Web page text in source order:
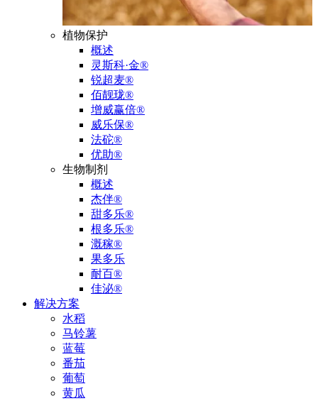
植物保护
概述
灵斯科·金®
锐超麦®
佰靓珑®
增威赢倍®
威乐保®
法砣®
优助®
生物制剂
概述
杰伴®
甜多乐®
根多乐®
溉稼®
果多乐
耐百®
佳泌®
解决方案
水稻
马铃薯
蓝莓
番茄
葡萄
黄瓜